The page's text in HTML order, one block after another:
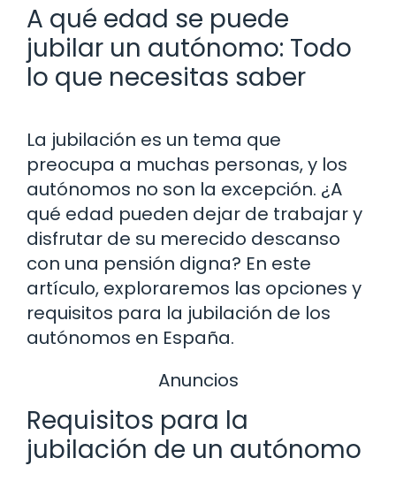
A qué edad se puede
jubilar un autónomo: Todo
lo que necesitas saber
La jubilación es un tema que
preocupa a muchas personas, y los
autónomos no son la excepción. ¿A
qué edad pueden dejar de trabajar y
disfrutar de su merecido descanso
con una pensión digna? En este
artículo, exploraremos las opciones y
requisitos para la jubilación de los
autónomos en España.
Anuncios
Requisitos para la
jubilación de un autónomo